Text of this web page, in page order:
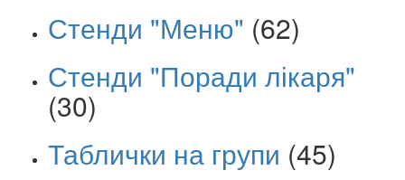
Стенди "Меню" (62)
Стенди "Поради лікаря"
(30)
Таблички на групи (45)